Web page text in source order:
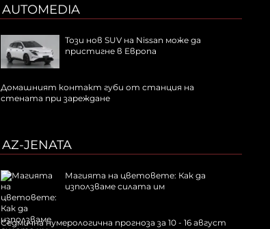
AUTOMEDIA
Този нов SUV на Nissan може да
пристигне в Европа
Домашният контакт губи от станция на
стената при зареждане
AZ-JENATA
Магията на цветовете: Как да
използваме силата им
Седмична нумерологична прогноза за 10 - 16 август